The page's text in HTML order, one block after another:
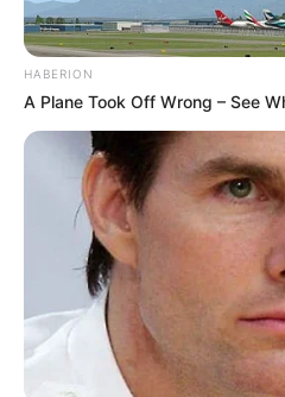
HABERION
A Plane Took Off Wrong – See